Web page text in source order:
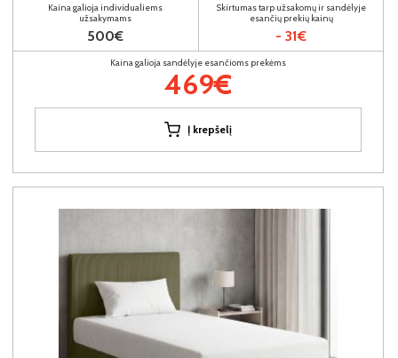
Kaina galioja individualiems
užsakymams
500€
Skirtumas tarp užsakomų ir sandėlyje
esančių prekių kainų
- 31€
Kaina galioja sandėlyje esančioms prekėms
469€
Į krepšelį